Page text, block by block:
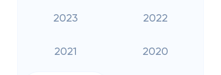
2023 2022
2021 2020